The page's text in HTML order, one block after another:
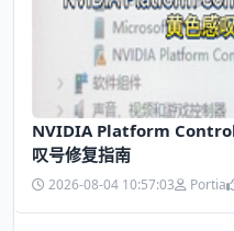
NVIDIA Platform
叹号修复指南
2026-08-04 10:57:03 Portia